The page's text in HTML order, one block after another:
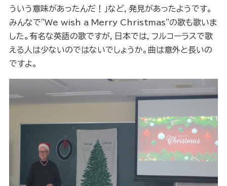
ういう意味があったんだ！」など，発見があったようです。
みんなで"We wish a Merry Christmas"の歌も歌いま
した。有名な英語の歌ですが，日本では，フルコーラスで歌
える人は少ないのではないでしょうか。曲は意外と長いの
ですよ。